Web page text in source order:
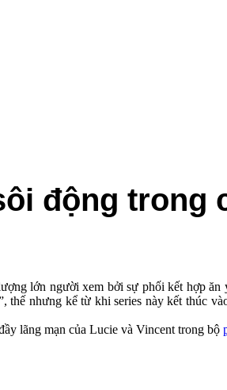
động trong
lớn người xem bởi sự phối kết hợp ăn
nhưng kể từ khi series này kết thúc
lãng mạn của Lucie và Vincent trong bộ